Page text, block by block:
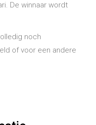
De winnaar wordt
noch
of voor een andere